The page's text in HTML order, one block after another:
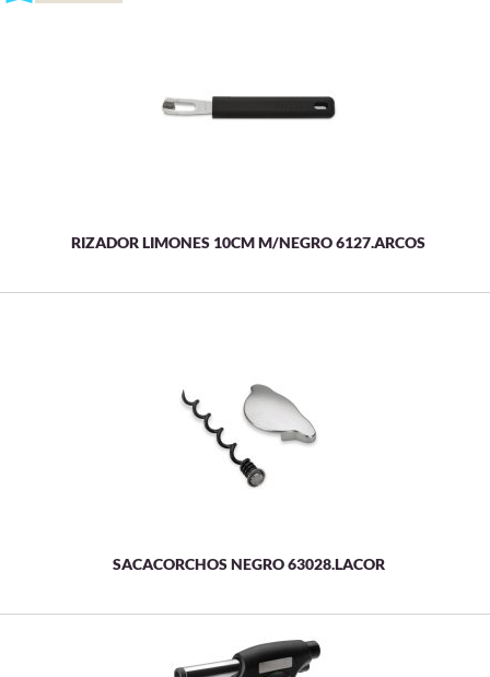
RIZADOR LIMONES 10CM M/NEGRO 6127.ARCOS
SACACORCHOS NEGRO 63028.LACOR